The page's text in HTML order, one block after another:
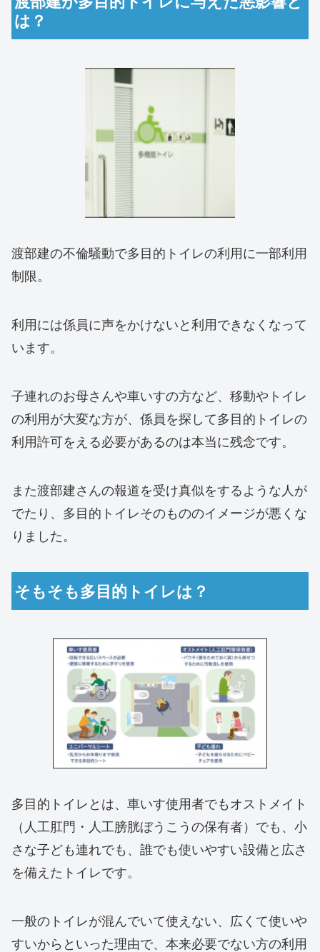
は？
渡部建の不倫騒動で多目的トイレの利用に一部利用
制限。
利用には係員に声をかけないと利用できなくなって
います。
子連れのお母さんや車いすの方など、移動やトイレ
の利用が大変な方が、係員を探して多目的トイレの
利用許可をえる必要があるのは本当に残念です。
また渡部建さんの報道を受け真似をするような人が
でたり、多目的トイレそのもののイメージが悪くな
りました。
そもそも多目的トイレは？
多目的トイレとは、車いす使用者でもオストメイト
（人工肛門・人工膀胱ぼうこうの保有者）でも、小
さな子ども連れでも、誰でも使いやすい設備と広さ
を備えたトイレです。
一般のトイレが混んでいて使えない、広くて使いや
すいからといった理由で、本来必要でない方の利用